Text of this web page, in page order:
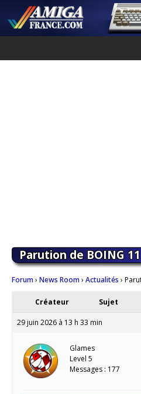
Parution de BOING 11
Forum› News Room› Actualités ›
Créateur Sujet
29 juin 2026 à 13 h 33 min
Glames
Level 5
Messages : 177